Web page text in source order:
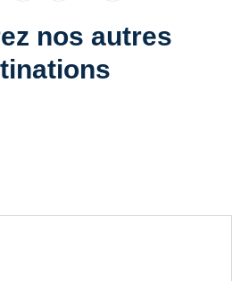
nos autres